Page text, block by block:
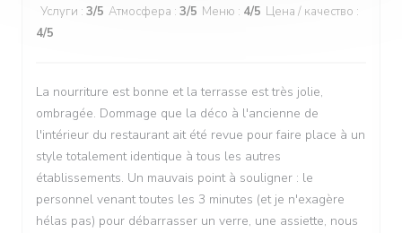
Услуги : 3/5 Атмосфера : 3/5 Меню : 4/5 Цена / качество :
4/5
La nourriture est bonne et la terrasse est très jolie,
ombragée. Dommage que la déco à l'ancienne de
l'intérieur du restaurant ait été revue pour faire place à un
style totalement identique à tous les autres
établissements. Un mauvais point à souligner : le
personnel venant toutes les 3 minutes (et je n'exagère
hélas pas) pour débarrasser un verre, une assiette, nous